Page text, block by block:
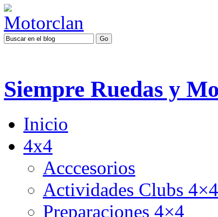
Siempre Ruedas y
Inicio
4x4
Acccesorios
Actividades Clubs 4×4
Preparaciones 4×4